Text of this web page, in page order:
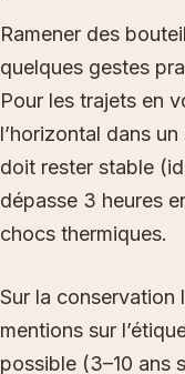
Ramener des
quelques gestes
Pour les trajets en
l’horizontal dans
doit rester stable
dépasse 3 heures
chocs thermiques.
Sur la conservation
mentions sur
possible (3–10 ans